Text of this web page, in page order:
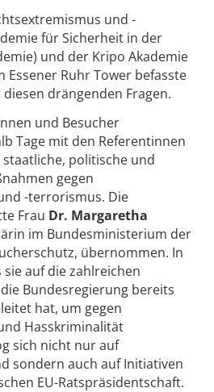
und -
für Sicherheit in der
und der Kripo Akademie
Essener Ruhr Tower befasste
drängenden Fragen.
und Besucher
Tage mit den Referentinnen
politische und
gegen
-terrorismus. Die
Frau Dr. Margaretha
im Bundesministerium der
übernommen. In
auf die zahlreichen
Bundesregierung bereits
hat, um gegen
Hasskriminalität
sich nicht nur auf
sondern auch auf Initiativen
EU-Ratspräsidentschaft.